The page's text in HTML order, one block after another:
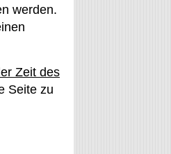
werden.
Zeit des
Seite zu